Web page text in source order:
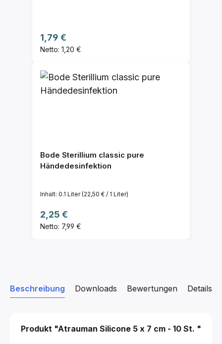
Regulärer Preis:
1,79 €
Netto: 1,20 €
Bode Sterillium classic pure
Händedesinfektion
Inhalt: 0.1 Liter(22,50 € / 1 Liter)
Regulärer Preis:
2,25 €
Netto: 7,99 €
Beschreibung Downloads Details
Bewertungen
Produkt "Atrauman Silicone 5 x 7 cm - 10 St. "